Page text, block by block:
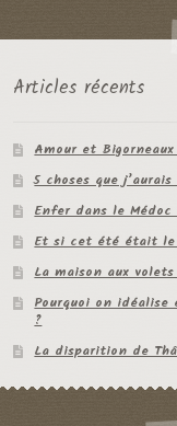
Articles récents
Amour et
5 choses que
Enfer dans le
Et si cet été était le
La maison aux
Pourquoi on
?
La disparition de